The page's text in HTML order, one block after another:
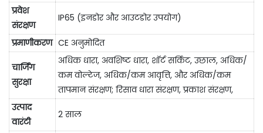
प्रवेश
संरक्षण
IP65 (इनडोर और आउटडोर उपयोग)
प्रमाणीकरण CE अनुमोदित
चार्जिंग
सुरक्षा
अधिक धारा, अवशिष्ट धारा, शॉर्ट सर्किट, उछाल, अधिक/
कम वोल्टेज, अधिक/कम आवृत्ति, और अधिक/कम
तापमान संरक्षण; रिसाव धारा संरक्षण, प्रकाश संरक्षण,
उत्पाद
वारंटी
2 साल